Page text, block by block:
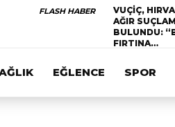
FLASH HABER
VUÇİÇ,
AĞIR
BULUNDU:
FIRTINA…
EĞLENCE SPOR